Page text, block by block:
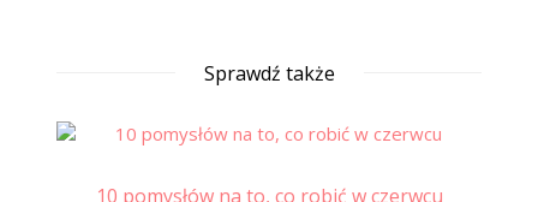
Sprawdź także
10 pomysłów na to, co robić w czerwcu